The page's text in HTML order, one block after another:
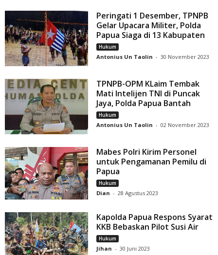
Peringati 1 Desember, TPNPB
Gelar Upacara Militer, Polda
Papua Siaga di 13 Kabupaten
Hukum
Antonius Un Taolin - 30 November 2023
TPNPB-OPM KLaim Tembak
Mati Intelijen TNI di Puncak
Jaya, Polda Papua Bantah
Hukum
Antonius Un Taolin - 02 November 2023
Mabes Polri Kirim Personel
untuk Pengamanan Pemilu di
Papua
Hukum
Dian - 28 Agustus 2023
Kapolda Papua Respons Syarat
KKB Bebaskan Pilot Susi Air
Hukum
Jihan - 30 Juni 2023